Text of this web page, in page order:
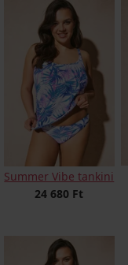
Summer Vibe tankini
24 680 Ft